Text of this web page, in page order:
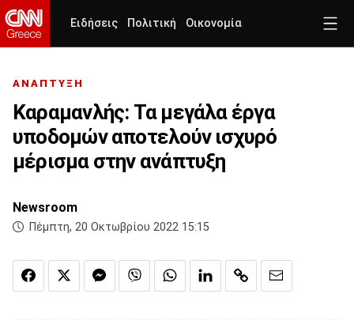
Ειδήσεις Πολιτική Οικονομία
ΑΝΑΠΤΥΞΗ
Καραμανλής: Τα μεγάλα έργα
υποδομών αποτελούν ισχυρό
μέρισμα στην ανάπτυξη
Newsroom
Πέμπτη, 20 Οκτωβρίου 2022 15:15